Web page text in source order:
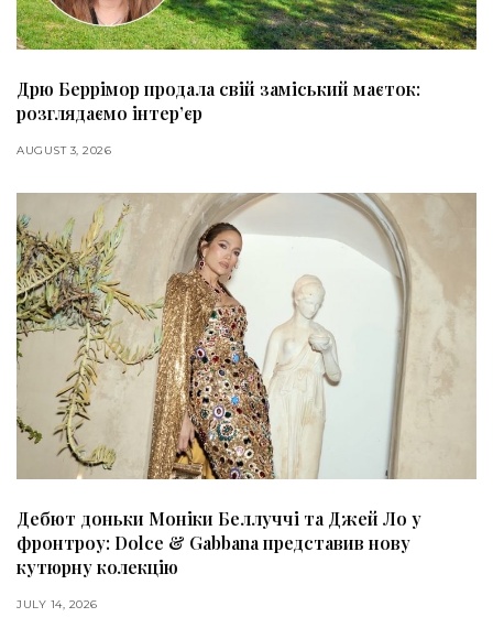
Дрю Беррімор продала свій заміський маєток:
розглядаємо інтер’єр
AUGUST 3, 2026
Дебют доньки Моніки Беллуччі та Джей Ло у
фронтроу: Dolce & Gabbana представив нову
кутюрну колекцію
JULY 14, 2026